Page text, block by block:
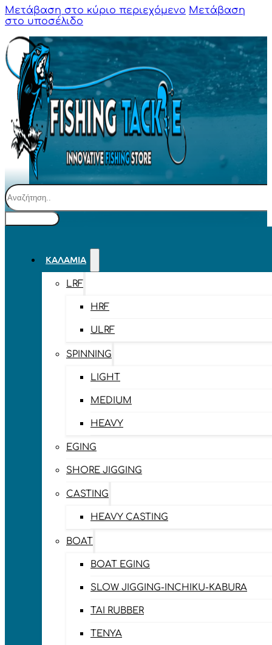
Μετάβαση στο κύριο περιεχόμενο Μετάβαση
στο υποσέλιδο
Αναζήτηση
ΚΑΛΆΜΙΑ
LRF
HRF
ULRF
SPINNING
LIGHT
MEDIUM
HEAVY
EGING
SHORE JIGGING
CASTING
HEAVY CASTING
BOAT
BOAT EGING
SLOW JIGGING-INCHIKU-KABURA
TAI RUBBER
TENYA